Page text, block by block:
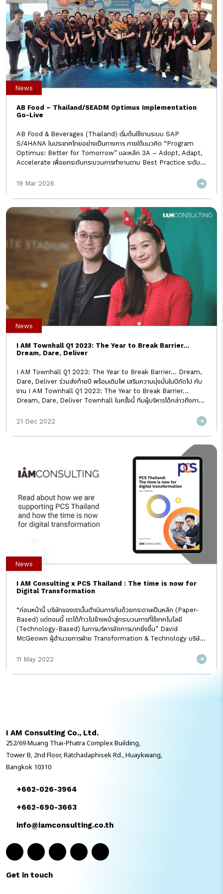
AB Food – Thailand/SEADM Optimus Implementation
Go-Live
AB Food & Beverages (Thailand) เริ่มต้นใช้งานระบบ SAP
S/4HANA ในประเทศไทยอย่างเป็นทางการ ภายใต้แนวคิด “Program
Optimus: Better for Tomorrow” และหลัก 3A – Adopt, Adapt,
Accelerate เพื่อยกระดับกระบวนการทำงานตาม Best Practice ระดับ
ระยะยาว เสริมศักยภาพธุรกิจของแบรนด์ระดับโลกอย่าง Ovaltine และ
สอบถาม I AM Consulting 02-026-3964 E-mail :
info@iamconsulting.co.th LINE@ : https://cutt.ly/iamline
News
19 Mar 2026
I AM Townhall Q1 2023: The Year to Break Barrier…
Dream, Dare, Deliver
I AM Townhall Q1 2023: The Year to Break Barrier… Dream,
Dare, Deliver ร่วมส่งท้ายปี พร้อมเติมไฟ เสริมความมุ่งมั่นในปีถัดไป กับ
งาน I AM Townhall Q1 2023: The Year to Break Barrier…
Dream, Dare, Deliver Townhall ในครั้งนี้ ทีมผู้บริหารได้กล่าวถึงภาพ
ทำอะไรที่ท้าทาย มีการ collaborate ระหว่างหน่วยงาน เพื่อส่งมอบสิ่งใหม่ๆ
ร่วมใจกันทำงานอย่างสุดความสามารถ จนทำให้ได้ผลลัพธ์เกินเป้าหมายที่วาง
ไว้ “I AM เริ่มต้นด้วยความฝัน กล้าที่จะทำ และยึดมั่นในสิ่งนั้นมาตลอด” และ
News
21 Dec 2022
I AM Consulting x PCS Thailand : The time is now for
Digital Transformation
“ก่อนหน้านี้ บริษัทของเรานั้นดำเนินการกันด้วยกระดาษเป็นหลัก (Paper-
Based) แต่ตอนนี้ เราได้ก้าวไปข้างหน้าสู่กระบวนการที่ใช้เทคโนโลยี
(Technology-Based) ในการบริหารจัดการมากยิ่งขึ้น” David
McGeown ผู้อำนวยการฝ่าย Transformation & Technology บริษัท
Transformation ภายในองค์กรและการเป็นพาร์ทเนอร์กับ I AM
องค์กร “พนักงานคือหัวใจสำคัญของกลยุทธ์การทำ Digital
PCS Thailand ตั้งแต่เจ้าหน้าที่ระดับปฏิบัติการไปจนถึงพนักงานทำความ
สะอาด การปรับใช้ SAP SuccessFactors ในครั้งนี้จะทำให้ […]
News
11 May 2022
I AM Consulting Co., Ltd.
252/69 Muang Thai-Phatra Complex Building,
Tower B, 2nd Floor, Ratchadaphisek Rd., Huaykwang,
Bangkok 10310
+662-026-3964
+662-690-3663
info@iamconsulting.co.th
Get in touch